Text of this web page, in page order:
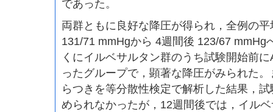
であった。
両群ともに良好な降圧が得られ，全例の
131/71 mmHgから 4週間後 123/67 mmHg
くにイルベサルタン群のうち試験開始前
ったグループで，顕著な降圧がみられた
らつきを等分散性検定で解析した結果，
められなかったが，12週間後では，イル